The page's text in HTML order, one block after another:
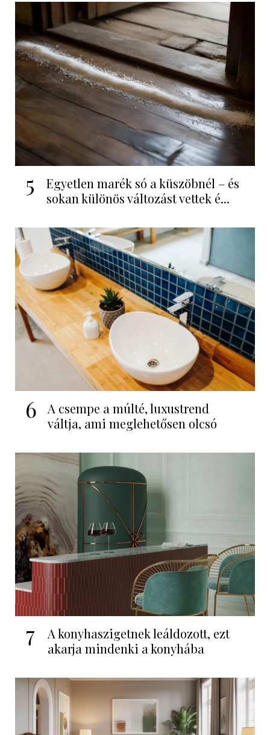
5
Egyetlen marék só a küszöbnél – és
sokan különös változást vettek é...
6
A csempe a múlté, luxustrend
váltja, ami meglehetősen olcsó
7
A konyhaszigetnek leáldozott, ezt
akarja mindenki a konyhába